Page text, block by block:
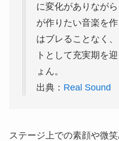
に変化がありなが
が作りたい音楽を
はブレることなく
トとして充実期を
ょん。
出典： Real Sound
ステージ上での素顔や微